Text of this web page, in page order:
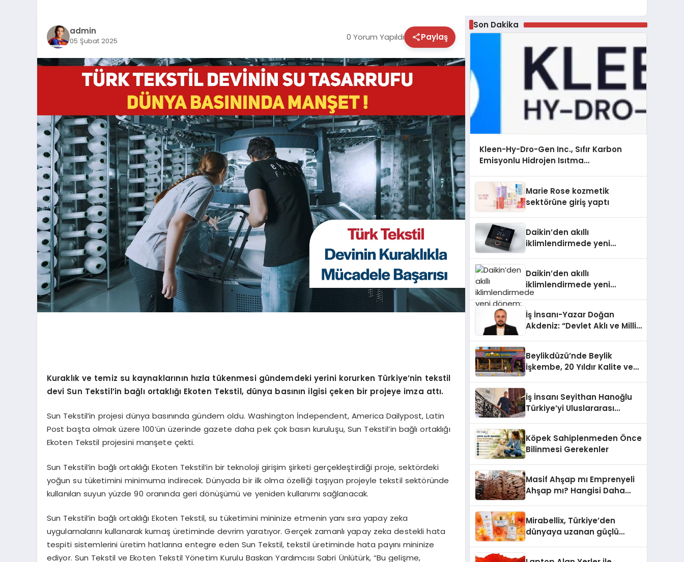
admin
05 Şubat 2025 0 Yorum Yapıldı Paylaş
Kuraklık ve temiz su kaynaklarının hızla tükenmesi gündemdeki yerini korurken Türkiye’nin tekstil
devi Sun Tekstil’in bağlı ortaklığı Ekoten Tekstil, dünya basının ilgisi çeken bir projeye imza attı.
Sun Tekstil’in projesi dünya basınında gündem oldu. Washington İndependent, America Dailypost, Latin
Post başta olmak üzere 100’ün üzerinde gazete daha pek çok basın kuruluşu, Sun Tekstil’in bağlı ortaklığı
Ekoten Tekstil projesini manşete çekti.
Sun Tekstil’in bağlı ortaklığı Ekoten Tekstil’in bir teknoloji girişim şirketi gerçekleştirdiği proje, sektördeki
yoğun su tüketimini minimuma indirecek. Dünyada bir ilk olma özelliği taşıyan projeyle tekstil sektöründe
kullanılan suyun yüzde 90 oranında geri dönüşümü ve yeniden kullanımı sağlanacak.
Sun Tekstil’in bağlı ortaklığı Ekoten Tekstil, su tüketimini mininize etmenin yanı sıra yapay zeka
uygulamalarını kullanarak kumaş üretiminde devrim yaratıyor. Gerçek zamanlı yapay zeka destekli hata
tespiti sistemlerini üretim hatlarına entegre eden Sun Tekstil, tekstil üretiminde hata payını mininize
ediyor. Sun Tekstil ve Ekoten Tekstil Yönetim Kurulu Baskan Yardımcısı Sabri Ünlütürk, “Bu gelişme,
Son Dakika
Kleen-Hy-Dro-Gen Inc., Sıfır Karbon
Emisyonlu Hidrojen Isıtma
Onaylarını Aldı
Marie Rose kozmetik
sektörüne giriş yaptı
Daikin’den akıllı
iklimlendirmede yeni
Daikin’den akıllı
iklimlendirmede yeni
dönem: Madoka Plus
İş İnsanı-Yazar Doğan
Akdeniz: “Devlet Aklı ve Milli
Beylikdüzü’nde Beylik
İşkembe, 20 Yıldır Kalite ve
İş İnsanı Seyithan Hanoğlu
Türkiye’yi Uluslararası
Köpek Sahiplenmeden Önce
Bilinmesi Gerekenler
Masif Ahşap mı Emprenyeli
Ahşap mı? Hangisi Daha
Mirabellix, Türkiye’den
dünyaya uzanan güçlü